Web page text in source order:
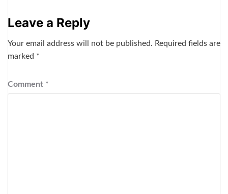
Leave a Reply
Your email address will not be published. Required fields are
marked *
Comment *